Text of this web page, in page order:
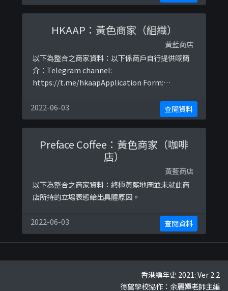
HKAAP：黃色商家（組織）
黃藍商店
以下為整合之商家資料：以下係商戶自行提供嘅簡
介：Telegram channel:
https://t.me/hkaapApplication Form:
https://www.facebook.com/HKAAProfessiona
ls/posts/105793694231552https://www.faceb
ook.com/HKAAPr ...
2022-06-03 查閱資料
Preface Coffee：黃色商家（咖啡
店）
黃藍商店
以下為整合之商家資料：終極黃藍地圖並未就此商
店所持的立場表態給出具體原因。
2022-06-03 查閱資料
香港編年史 2021: Ver 2.2
德望學校協作：余麗嬋老師主編